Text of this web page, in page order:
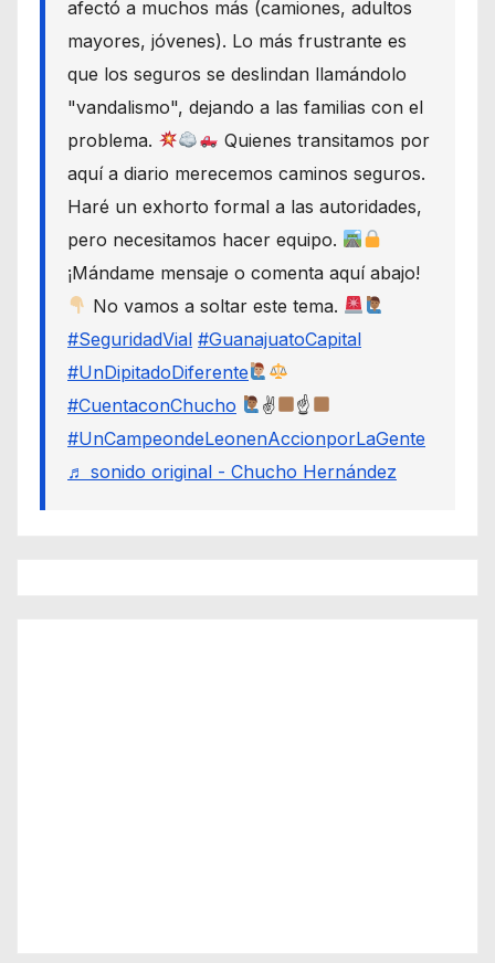
afectó a muchos más (camiones, adultos
mayores, jóvenes). Lo más frustrante es
que los seguros se deslindan llamándolo
"vandalismo", dejando a las familias con el
problema.
Quienes transitamos por
aquí a diario merecemos caminos seguros.
Haré un exhorto formal a las autoridades,
pero necesitamos hacer equipo.
¡Mándame mensaje o comenta aquí abajo!
No vamos a soltar este tema.
#SeguridadVial #GuanajuatoCapital
#UnDipitadoDiferente
#CuentaconChucho
✌
☝
#UnCampeondeLeonenAccionporLaGente
♬ sonido original - Chucho Hernández